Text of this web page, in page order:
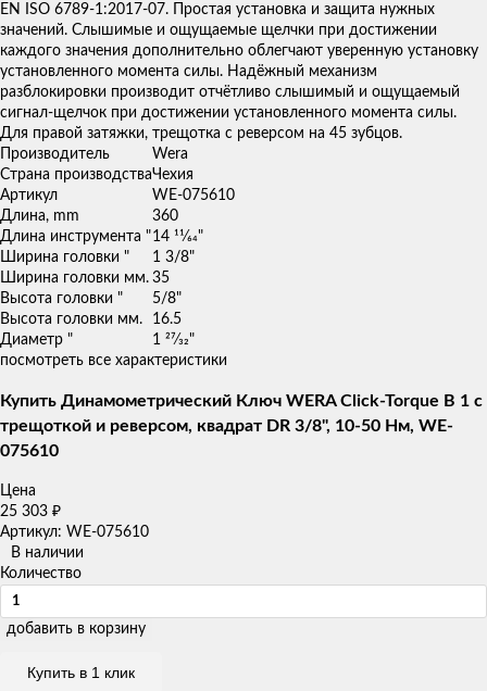
EN ISO 6789-1:2017-07. Простая установка и защита нужных
значений. Слышимые и ощущаемые щелчки при достижении
каждого значения дополнительно облегчают уверенную установку
установленного момента силы. Надёжный механизм
разблокировки производит отчётливо слышимый и ощущаемый
сигнал-щелчок при достижении установленного момента силы.
Для правой затяжки, трещотка с реверсом на 45 зубцов.
Производитель
Wera
Страна производстваЧехия
Артикул
WE-075610
Длина, mm
360
Длина инструмента "14 11⁄64"
Ширина головки "
1 3/8"
Ширина головки мм. 35
Высота головки "
5/8"
Высота головки мм.
16.5
Диаметр "
1 27⁄32"
посмотреть все характеристики
Купить Динамометрический Ключ WERA Click-Torque B 1 с
трещоткой и реверсом, квадрат DR 3/8", 10-50 Нм, WE-
075610
Цена
25 303 ₽
Артикул: WE-075610
В наличии
Количество
добавить в корзину
Купить в 1 клик